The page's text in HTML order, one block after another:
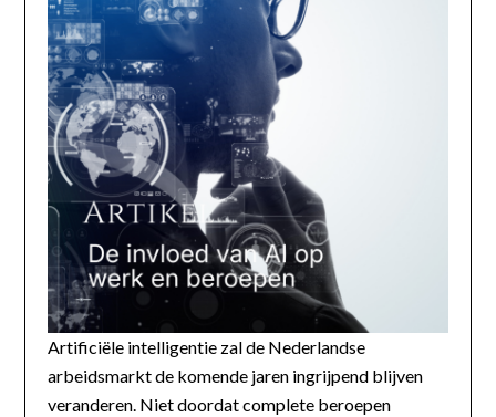
Artificiële intelligentie zal de Nederlandse
arbeidsmarkt de komende jaren ingrijpend blijven
veranderen. Niet doordat complete beroepen